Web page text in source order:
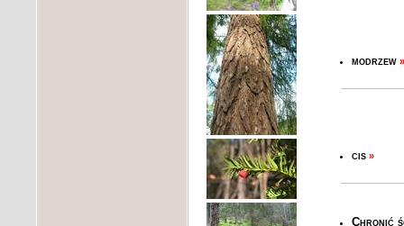
modrzew »
cis »
Chronić